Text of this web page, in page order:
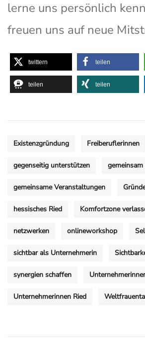
lerne uns persönlich
freuen uns auf neue
twittern teilen
teilen teilen
Existenzgründung Freiberuflerinnen
gegenseitig unterstützen
gemeinsame Veranstaltungen
hessisches Ried Komfortzone
netzwerken onlineworkshop
sichtbar als Unternehmerin
synergien schaffen
Unternehmerinnen Ried